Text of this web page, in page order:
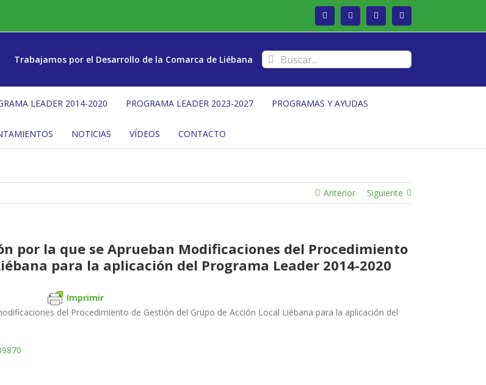
Facebook Twitter Instagram
Trabajamos por el Desarrollo de la Comarca de Liébana Buscar:
LEADER 2014-2020 PROGRAMA LEADER 2023-2027 PROGRAMAS Y AYUDAS
NOTICIAS VÍDEOS CONTACTO
Anterior Siguiente
por la que se Aprueban Modificaciones del Procedimiento
para la aplicación del Programa Leader 2014-2020
Imprimir
del Procedimiento de Gestión del Grupo de Acción Local Liébana para la aplicación del